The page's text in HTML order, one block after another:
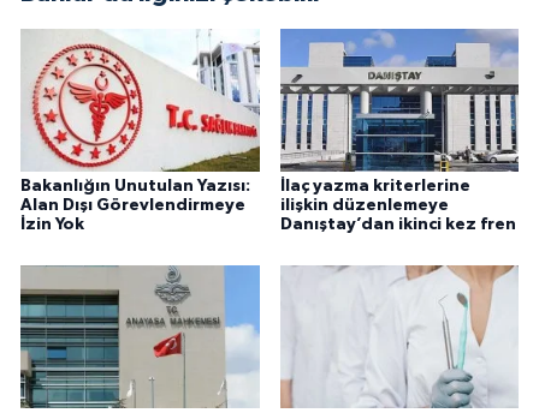
Bakanlığın Unutulan Yazısı:
Alan Dışı Görevlendirmeye
İzin Yok
İlaç yazma kriterlerine
ilişkin düzenlemeye
Danıştay’dan ikinci kez fren